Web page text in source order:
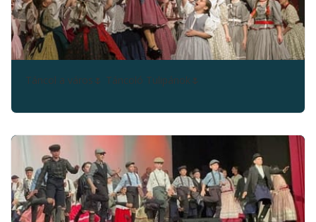
Táncol a város🌷 Táncoló Tulipánok🌷